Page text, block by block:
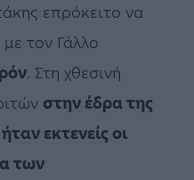
επρόκειτο να
τον Γάλλο
. Στη χθεσινή
στην έδρα της
εκτενείς οι
των